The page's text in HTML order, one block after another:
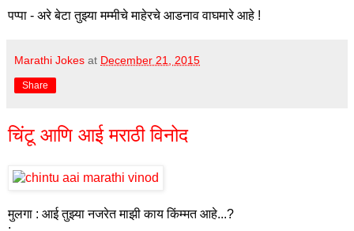
पप्पा - अरे बेटा तुझ्या मम्मीचे माहेरचे आडनाव वाघमारे आहे !
Marathi Jokes at December 21, 2015
Share
चिंटू आणि आई मराठी विनोद
मुलगा : आई तुझ्या नजरेत माझी काय किंम्मत आहे...?